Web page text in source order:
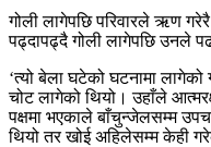
गोली लागेपछि परिवारले ऋण
पढ्दापढ्दै गोली लागेपछि उनले
‘त्यो बेला घटेको घटनामा लागेको
चोट लागेको थियो। उहाँले
पक्षमा भएकाले बाँचुन्जेलसम्म
थियो तर खोई अहिलेसम्म केही